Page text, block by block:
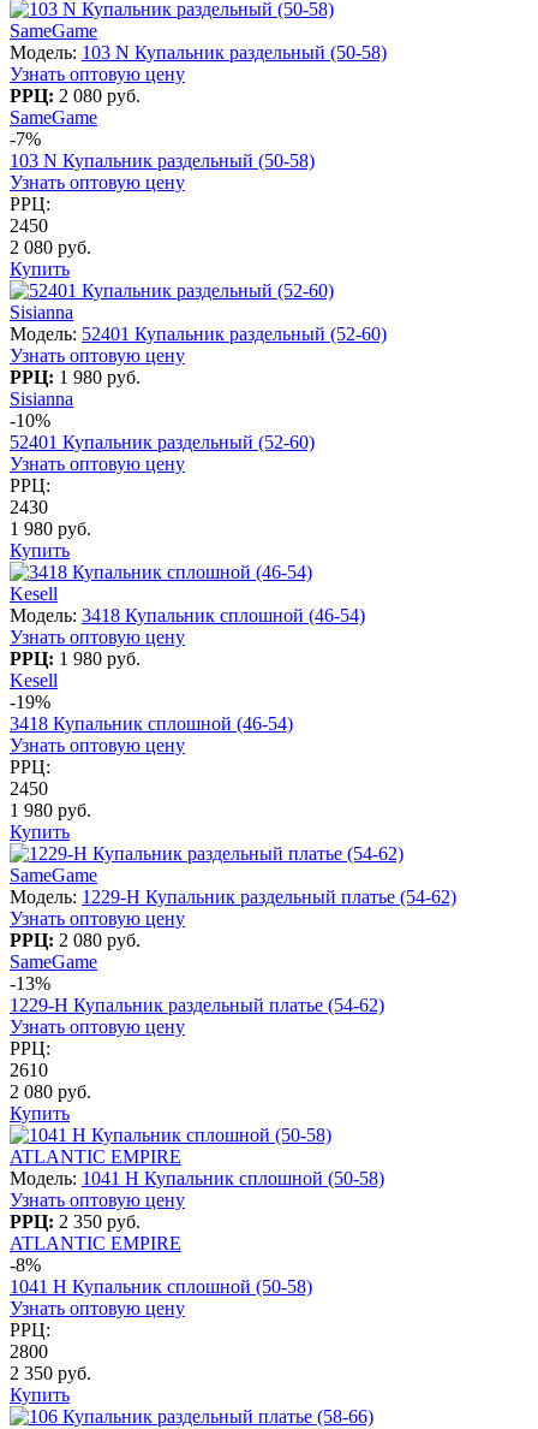
SameGame
Модель: 103 N Купальник раздельный (50-58)
Узнать оптовую цену
РРЦ: 2 080 руб.
SameGame
-7%
103 N Купальник раздельный (50-58)
Узнать оптовую цену
РРЦ:
2450
2 080 руб.
Купить
Sisianna
Модель: 52401 Купальник раздельный (52-60)
Узнать оптовую цену
РРЦ: 1 980 руб.
Sisianna
-10%
52401 Купальник раздельный (52-60)
Узнать оптовую цену
РРЦ:
2430
1 980 руб.
Купить
Kesell
Модель: 3418 Купальник сплошной (46-54)
Узнать оптовую цену
РРЦ: 1 980 руб.
Kesell
-19%
3418 Купальник сплошной (46-54)
Узнать оптовую цену
РРЦ:
2450
1 980 руб.
Купить
SameGame
Модель: 1229-H Купальник раздельный платье (54-62)
Узнать оптовую цену
РРЦ: 2 080 руб.
SameGame
-13%
1229-H Купальник раздельный платье (54-62)
Узнать оптовую цену
РРЦ:
2610
2 080 руб.
Купить
ATLANTIC EMPIRE
Модель: 1041 H Купальник сплошной (50-58)
Узнать оптовую цену
РРЦ: 2 350 руб.
ATLANTIC EMPIRE
-8%
1041 H Купальник сплошной (50-58)
Узнать оптовую цену
РРЦ:
2800
2 350 руб.
Купить